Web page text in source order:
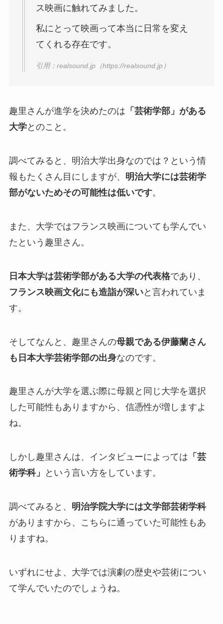
ス映画に触れてみました。
私にとって映画って本当に日常を変え
てくれる存在です。
引用：realsound.jp（https://realsound.jp）
趣里さんが進学を決めたのは 「 芸術学部」がある
大学とのこと。
調べてみると、明治大学出身なのでは？という情
報もたくさん目にしますが、 明治大学には芸術学
部がないためその可能性は低いです。
また、大学ではフランス映画についても学んでい
たという趣里さん。
日本大学は芸術学部がある大学の代表格であり、
フランス映画文化にも造詣が深いと言われていま
す。
そしてなんと、趣里さんの母親である伊藤蘭さん
も日本大学芸術学部の出身なのです。
趣里さんが大学を選ぶ際に母親と同じ大学を選択
した可能性もありますから、信憑性が増しますよ
ね。
しかし趣里さんは、インタビューによっては 「芸
術学科」
という言い方をしています。
調べてみると、 明治学院大学には文学部芸術学科
がありますから、こちらに通っていた可能性もあ
りますね。
いずれにせよ、大学では演劇の歴史や芸術につい
て学んでいたのでしょうね。